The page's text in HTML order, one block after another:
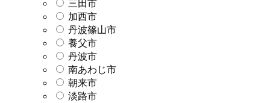
三田市
加西市
丹波篠山市
養父市
丹波市
南あわじ市
朝来市
淡路市